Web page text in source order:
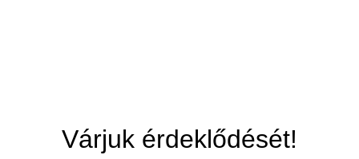
Várjuk érdeklődését!